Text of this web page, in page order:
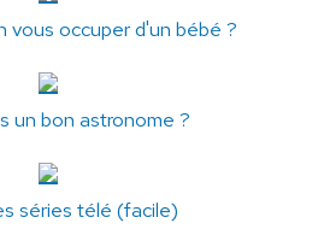
vous occuper d'un bébé ?
un bon astronome ?
séries télé (facile)